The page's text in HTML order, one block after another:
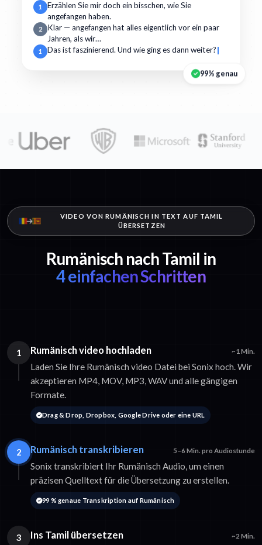
1
Erzählen Sie mir doch ein bisschen, wie Sie
angefangen haben.
2
Klar — angefangen hat alles eigentlich vor ein paar
Jahren, als wir…
1 Das ist faszinierend. Und wie ging es dann weiter?
99% genau
VIDEO VON RUMÄNISCH IN TEXT AUF TAMIL
ÜBERSETZEN
Rumänisch nach Tamil in
4 einfachen Schritten
1 Rumänisch video hochladen ~1 Min.
Laden Sie Ihre Rumänisch video Datei bei Sonix hoch. Wir
akzeptieren MP4, MOV, MP3, WAV und alle gängigen
Formate.
Drag & Drop, Dropbox, Google Drive oder eine URL
2 Rumänisch transkribieren 5–6 Min. pro Audiostunde
Sonix transkribiert Ihr Rumänisch Audio, um einen
präzisen Quelltext für die Übersetzung zu erstellen.
99 % genaue Transkription auf Rumänisch
3 Ins Tamil übersetzen ~2 Min.